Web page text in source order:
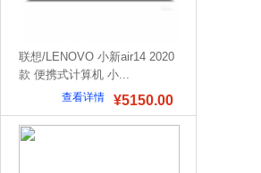
联想/LENOVO 小新air14 2020
款 便携式计算机 小...
¥5150.00
查看详情